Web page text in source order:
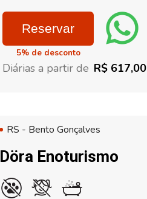
Reservar
5% de desconto
Diárias a partir de R$ 617,00
RS - Bento Gonçalves
Döra Enoturismo